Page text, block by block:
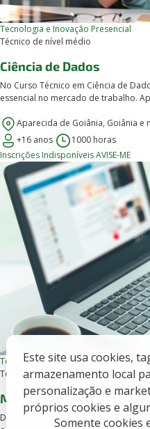
Este site usa cookies,
armazenamento local
personalização e
próprios cookies e
Somente cookies
Tecnologia e Inovação Presencial
Técnico de nível médio
Ciência de Dados
No Curso Técnico em Ciência de
essencial no mercado de trabalho.
Aparecida de Goiânia, Goiânia e
+16 anos
1000 horas
Inscrições IndisponíveisAVISE-ME
Tecnologia e Inovação EAD,
Técnico de nível médio
Marketing e Mídias
Domine as redes sociais e aprenda